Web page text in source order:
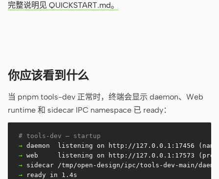
使用场景
角色
独立开发者 设计师
产品经理
市场
工具
AI 线框图生成器 AI UI 生成器
完整说明见 QUICKSTART.md。
你应该看到什么
当 pnpm tools-dev 正常时，终端会显示 daemon、Web
runtime 和 sidecar IPC namespace 已 ready：
# tools-dev — startup
→
→
→
→ ready in 1.4s